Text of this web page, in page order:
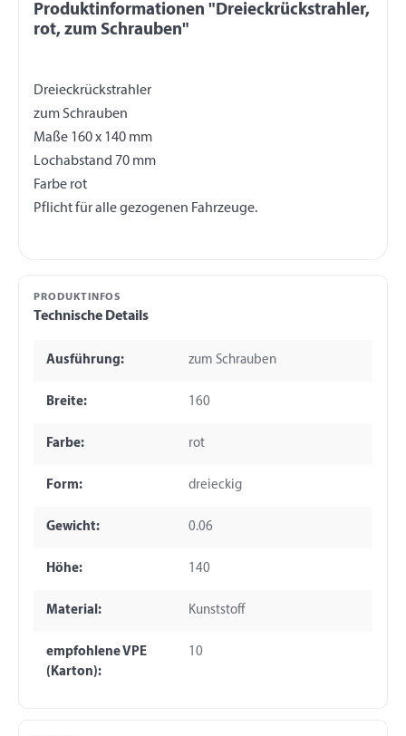
Produktinformationen "Dreieckrückstrahler,
rot, zum Schrauben"
Dreieckrückstrahler
zum Schrauben
Maße 160 x 140 mm
Lochabstand 70 mm
Farbe rot
PRODUKTINFOS
Technische Details
Ausführung: zum Schrauben
Breite: 160
Farbe: rot
Form: dreieckig
Gewicht: 0.06
Höhe: 140
Material: Kunststoff
empfohlene VPE
(Karton):
10